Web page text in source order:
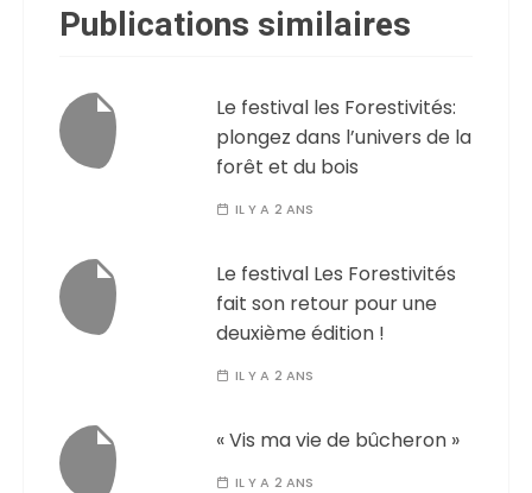
Publications similaires
Le festival les Forestivités:
plongez dans l’univers de la
forêt et du bois
IL Y A 2 ANS
Le festival Les Forestivités
fait son retour pour une
deuxième édition !
IL Y A 2 ANS
« Vis ma vie de bûcheron »
IL Y A 2 ANS